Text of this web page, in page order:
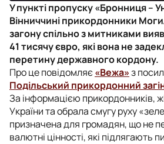
У пункті пропуску «Бронниця –
Вінниччині прикордонники
загону спільно з митниками
41 тисячу євро, які вона не
перетину державного кордону.
Про це повідомляє«Вежа»з
Подільський прикордонний
За інформацією прикордонників,
України та обрала смугу руху
призначена для громадян, що не
валютні цінності, які підлягають